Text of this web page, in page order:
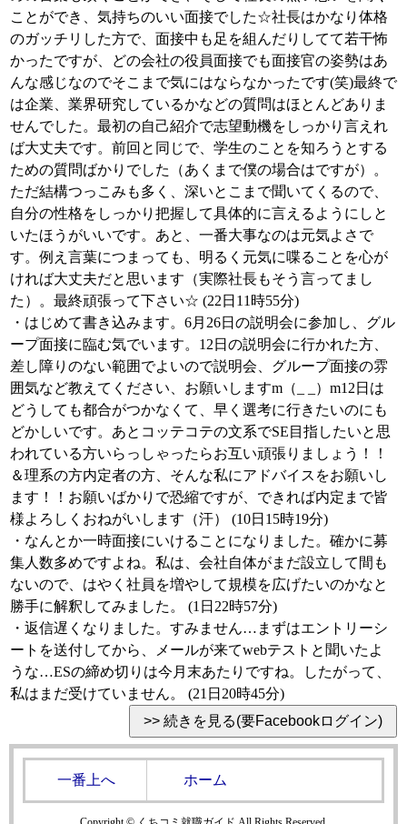
ことができ、気持ちのいい面接でした☆社長はかなり体格
のガッチリした方で、面接中も足を組んだりしてて若干怖
かったですが、どの会社の役員面接でも面接官の姿勢はあ
んな感じなのでそこまで気にはならなかったです(笑)最終で
は企業、業界研究しているかなどの質問はほとんどありま
せんでした。最初の自己紹介で志望動機をしっかり言えれ
ば大丈夫です。前回と同じで、学生のことを知ろうとする
ための質問ばかりでした（あくまで僕の場合はですが）。
ただ結構つっこみも多く、深いとこまで聞いてくるので、
自分の性格をしっかり把握して具体的に言えるようにしと
いたほうがいいです。あと、一番大事なのは元気よさで
す。例え言葉につまっても、明るく元気に喋ることを心が
ければ大丈夫だと思います（実際社長もそう言ってまし
た）。最終頑張って下さい☆ (22日11時55分)
・はじめて書き込みます。6月26日の説明会に参加し、グル
ープ面接に臨む気でいます。12日の説明会に行かれた方、
差し障りのない範囲でよいので説明会、グループ面接の雰
囲気など教えてください、お願いしますm（_ _）m12日は
どうしても都合がつかなくて、早く選考に行きたいのにも
どかしいです。あとコッテコテの文系でSE目指したいと思
われている方いらっしゃったらお互い頑張りましょう！！
＆理系の方内定者の方、そんな私にアドバイスをお願いし
ます！！お願いばかりで恐縮ですが、できれば内定まで皆
様よろしくおねがいします（汗） (10日15時19分)
・なんとか一時面接にいけることになりました。確かに募
集人数多めですよね。私は、会社自体がまだ設立して間も
ないので、はやく社員を増やして規模を広げたいのかなと
勝手に解釈してみました。 (1日22時57分)
・返信遅くなりました。すみません…まずはエントリーシ
ートを送付してから、メールが来てwebテストと聞いたよ
うな…ESの締め切りは今月末あたりですね。したがって、
私はまだ受けていません。 (21日20時45分)
一番上へ ホーム